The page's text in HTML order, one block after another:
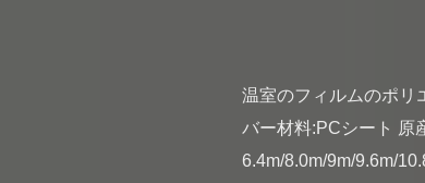
温室のフィルムのポリ
バー材料:PCシート 原
6.4m/8.0m/9m/9.6m/